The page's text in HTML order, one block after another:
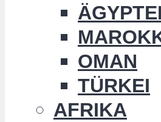
OMAN
TÜRKEI
AFRIKA